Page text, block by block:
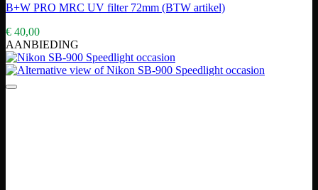
B+W PRO MRC UV filter 72mm (BTW artikel)
€ 40,00
AANBIEDING